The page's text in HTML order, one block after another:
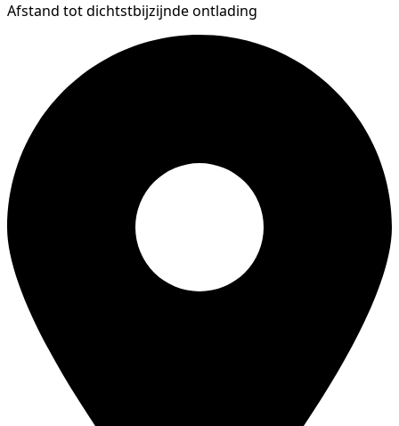
Afstand tot dichtstbijzijnde ontlading